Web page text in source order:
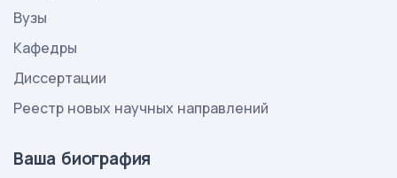
Вузы
Кафедры
Диссертации
Реестр новых научных направлений
Ваша биография